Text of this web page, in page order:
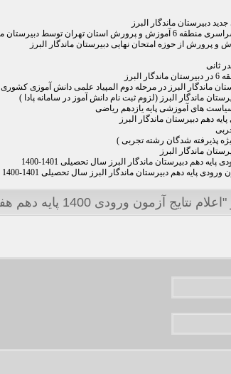
دبیرستان ماندگار البرز
دبیرستان ماندگار البرز
پرورش از حوزه امتحان نهایی دبیرستان ماندگار البرز
ثانی
ماندگار البرز در مرحله دوم المپیاد علمی دانش آموزی کشوری
سیاست های آموزشی پایه یازدهم ریاضی
دهم دبیرستان ماندگار البرز
دهم دبیرستان ماندگار البرز سال تحصیلی 1401-1400
پایه دهم دبیرستان ماندگار البرز سال تحصیلی 1401-1400
ورودی 1400 پایه دهم هفته پایانی تیرماه "